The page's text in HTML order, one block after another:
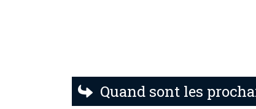
Quand sont les